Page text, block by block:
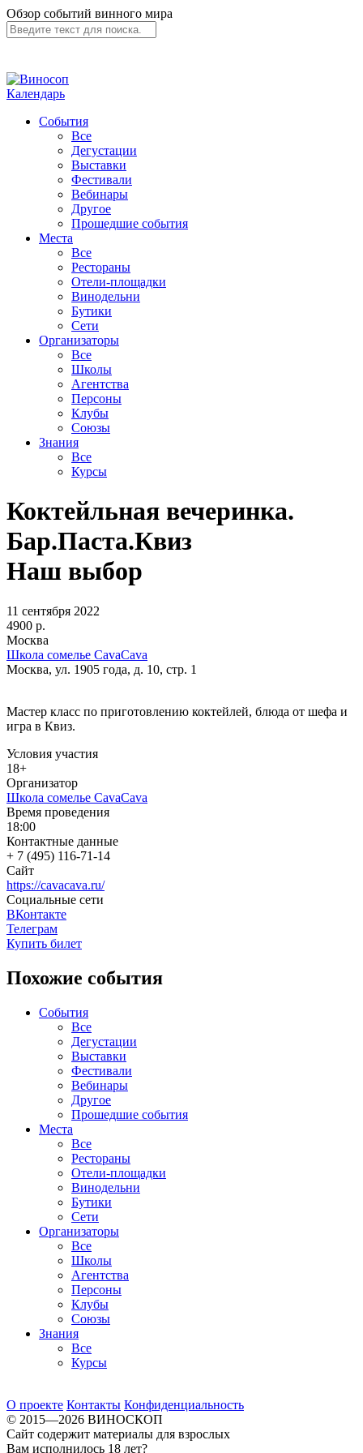
Обзор событий винного мира
Календарь
События
Все
Дегустации
Выставки
Фестивали
Вебинары
Другое
Прошедшие события
Места
Все
Рестораны
Отели-площадки
Винодельни
Бутики
Сети
Организаторы
Все
Школы
Агентства
Персоны
Клубы
Союзы
Знания
Все
Курсы
Коктейльная вечеринка.
Бар.Паста.Квиз
Наш выбор
11 сентября 2022
4900 р.
Москва
Школа сомелье CavaCava
Москва, ул. 1905 года, д. 10, стр. 1
Мастер класс по приготовлению коктейлей, блюда от шефа и
игра в Квиз.
Условия участия
18+
Организатор
Школа сомелье CavaCava
Время проведения
18:00
Контактные данные
+ 7 (495) 116-71-14
Сайт
https://cavacava.ru/
Социальные сети
ВКонтакте
Телеграм
Купить билет
Похожие события
События
Все
Дегустации
Выставки
Фестивали
Вебинары
Другое
Прошедшие события
Места
Все
Рестораны
Отели-площадки
Винодельни
Бутики
Сети
Организаторы
Все
Школы
Агентства
Персоны
Клубы
Союзы
Знания
Все
Курсы
О проекте Контакты Конфиденциальность
© 2015—2026 ВИНОСКОП
Сайт содержит материалы для взрослых
Вам исполнилось 18 лет?